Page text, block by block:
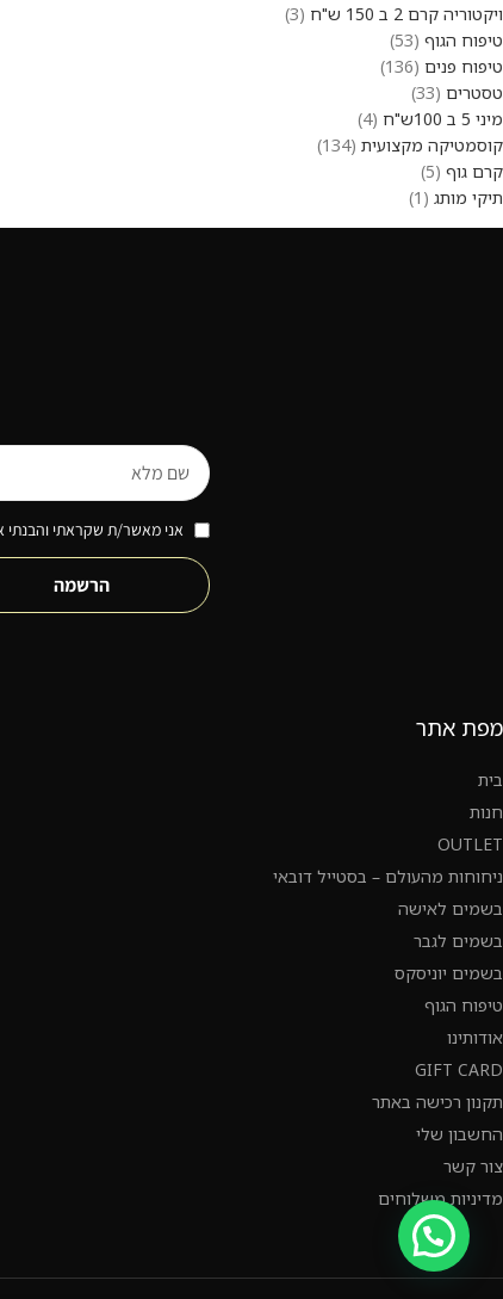
ויקטוריה קרם 2 ב 150 ש"ח
3
טיפוח הגוף 53
טיפוח פנים 136
טסטרים 33
מיני 5 ב 100ש"ח
4
קוסמטיקה מקצועית 134
קרם גוף 5
תיקי מותג
1
אני מאשר/ת שקראתי והבנתי
הרשמה
מפת אתר
בית
חנות
OUTLET
ניחוחות מהעולם – בסטייל דובאי
בשמים לאישה
בשמים לגבר
בשמים יוניסקס
טיפוח הגוף
אודותינו
GIFT CARD
תקנון רכישה באתר
החשבון שלי
צור קשר
מדיניות משלוחים